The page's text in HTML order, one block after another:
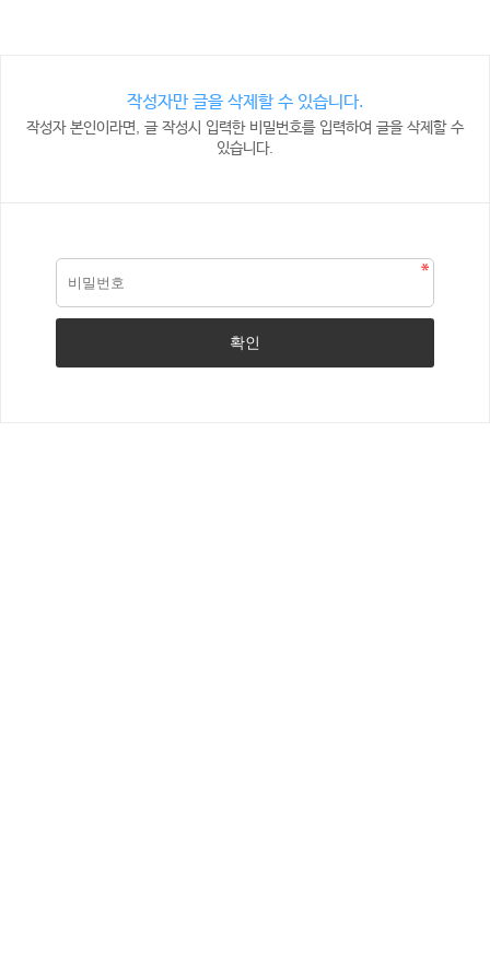
작성자만 글을 삭제할 수 있습니다.
작성자 본인이라면, 글 작성시 입력한 비밀번호를 입력하여 글을 삭제할 수
있습니다.